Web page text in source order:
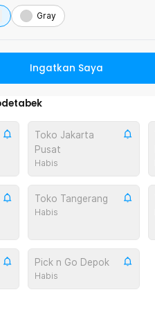
Gray
Ingatkan Saya
Toko Jakarta
Pusat
Habis
Toko Tangerang
Habis
Pick n Go Depok
Habis